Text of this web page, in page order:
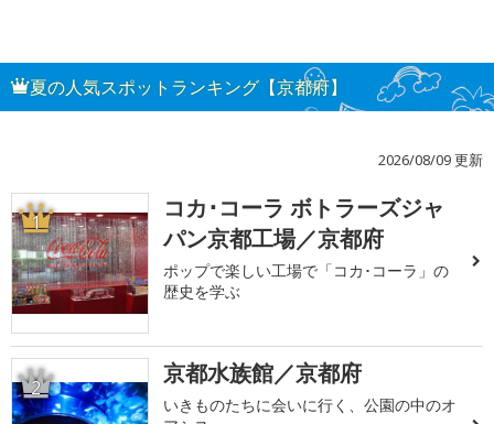
夏の人気スポットランキング【京都府】
2026/08/09 更新
1
コカ･コーラ ボトラーズジャ
パン京都工場／京都府
ポップで楽しい工場で「コカ･コーラ」の
歴史を学ぶ
2 京都水族館／京都府
いきものたちに会いに行く、公園の中のオ